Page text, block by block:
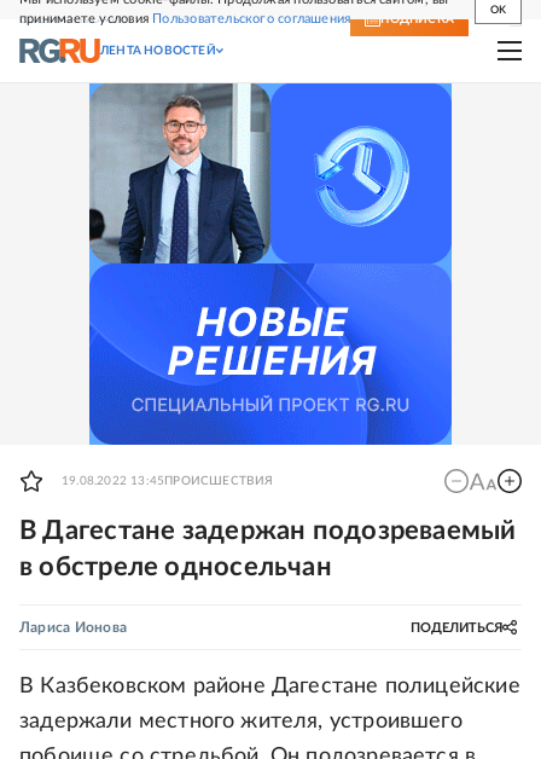
принимаете условия Пользовательского соглашения
OK
СВЕЖИЙ НОМЕР ПОДПИСКА
ЛЕНТА НОВОСТЕЙ
19.08.2022 13:45 ПРОИСШЕСТВИЯ
В Дагестане задержан подозреваемый
в обстреле односельчан
Лариса Ионова ПОДЕЛИТЬСЯ
В Казбековском районе Дагестане полицейские
задержали местного жителя, устроившего